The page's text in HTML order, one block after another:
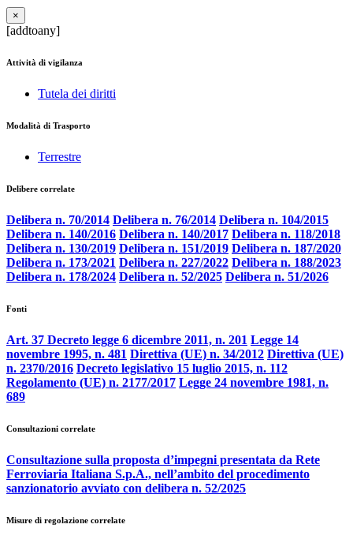
×
[addtoany]
Attività di vigilanza
Tutela dei diritti
Modalità di Trasporto
Terrestre
Delibere correlate
Delibera n. 70/2014 Delibera n. 76/2014 Delibera n. 104/2015
Delibera n. 140/2016 Delibera n. 140/2017 Delibera n. 118/2018
Delibera n. 130/2019 Delibera n. 151/2019 Delibera n. 187/2020
Delibera n. 173/2021 Delibera n. 227/2022 Delibera n. 188/2023
Delibera n. 178/2024 Delibera n. 52/2025 Delibera n. 51/2026
Fonti
Art. 37 Decreto legge 6 dicembre 2011, n. 201 Legge 14
novembre 1995, n. 481 Direttiva (UE) n. 34/2012 Direttiva (UE)
n. 2370/2016 Decreto legislativo 15 luglio 2015, n. 112
Regolamento (UE) n. 2177/2017 Legge 24 novembre 1981, n.
689
Consultazioni correlate
Consultazione sulla proposta d’impegni presentata da Rete
Ferroviaria Italiana S.p.A., nell’ambito del procedimento
sanzionatorio avviato con delibera n. 52/2025
Misure di regolazione correlate